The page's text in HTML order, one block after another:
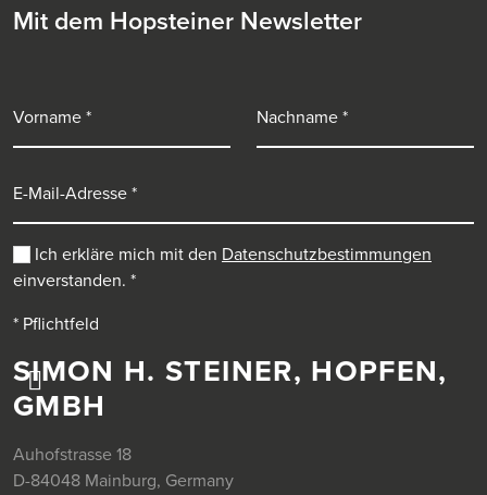
SIMON H. STEINER, HOPFEN,
GMBH
Auhofstrasse 18
D-84048 Mainburg, Germany
Mit dem Hopsteiner Newsletter
Ich erkläre mich mit den Datenschutzbestimmungen
einverstanden. *
* Pflichtfeld